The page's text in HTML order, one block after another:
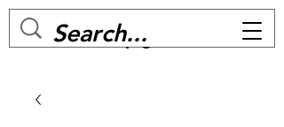
MC BIKE Perpignan